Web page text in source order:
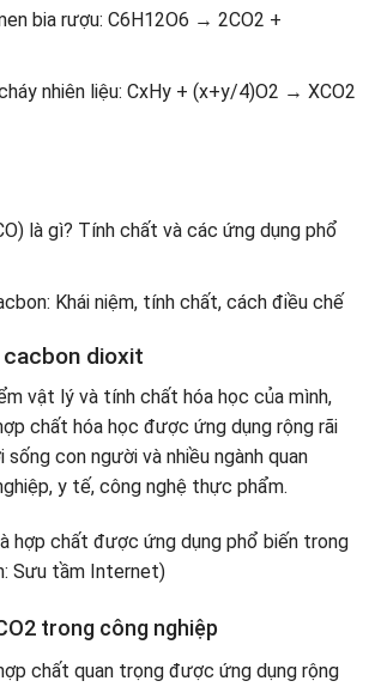
bia rượu: C6H12O6 → 2CO2 +
nhiên liệu: CxHy + (x+y/4)O2 → XCO2
là gì? Tính chất và các ứng dụng phổ
Khái niệm, tính chất, cách điều chế
cacbon dioxit
vật lý và tính chất hóa học của mình,
chất hóa học được ứng dụng rộng rãi
sống con người và nhiều ngành quan
y tế, công nghệ thực phẩm.
trong công nghiệp
chất quan trọng được ứng dụng rộng